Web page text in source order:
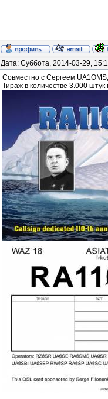
Дата: Суббота, 2014-03-29,
Совместно с Сергеем
Тираж в количестве 3.000